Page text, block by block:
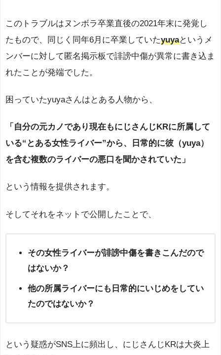
このトラブルはヌンボラ卒業直後の2021年末に発覚し
たもので、同じく同年6月に卒業していたyuyaというメ
ンバーに対して匿名掲示板で誹謗中傷が異常に書き込ま
れたことが発端でした。
困っていたyuyaさんはとある人物から、
「自分の元カノであり現在もにじさんじKRに所属して
いる“とある女性ライバー”から、日常的に彼（yuya）
を含む複数のライバーの悪口を聞かされていた」
という情報を提供されます。
そしてそれをネットで公開したことで、
その女性ライバーが誹謗中傷を書きこんだので
はないか？
他の所属ライバーにも日常的にいじめをしてい
たのではないか？
という疑惑がSNS上に頻出し、にじさんじKRは大炎上